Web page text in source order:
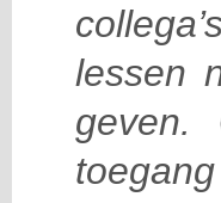
lessen
geven.